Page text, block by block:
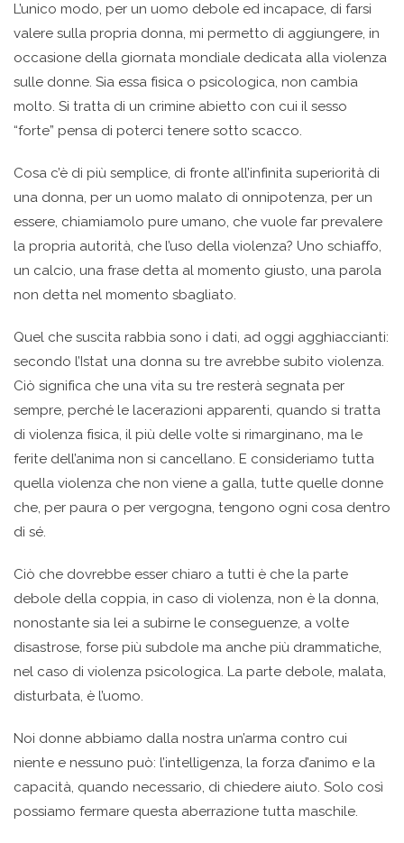
L’unico modo, per un uomo debole ed incapace, di farsi
valere sulla propria donna, mi permetto di aggiungere, in
occasione della giornata mondiale dedicata alla violenza
sulle donne. Sia essa fisica o psicologica, non cambia
molto. Si tratta di un crimine abietto con cui il sesso
“forte” pensa di poterci tenere sotto scacco.
Cosa c’è di più semplice, di fronte all’infinita superiorità di
una donna, per un uomo malato di onnipotenza, per un
essere, chiamiamolo pure umano, che vuole far prevalere
la propria autorità, che l’uso della violenza? Uno schiaffo,
un calcio, una frase detta al momento giusto, una parola
non detta nel momento sbagliato.
Quel che suscita rabbia sono i dati, ad oggi agghiaccianti:
secondo l’Istat una donna su tre avrebbe subito violenza.
Ciò significa che una vita su tre resterà segnata per
sempre, perché le lacerazioni apparenti, quando si tratta
di violenza fisica, il più delle volte si rimarginano, ma le
ferite dell’anima non si cancellano. E consideriamo tutta
quella violenza che non viene a galla, tutte quelle donne
che, per paura o per vergogna, tengono ogni cosa dentro
di sé.
Ciò che dovrebbe esser chiaro a tutti è che la parte
debole della coppia, in caso di violenza, non è la donna,
nonostante sia lei a subirne le conseguenze, a volte
disastrose, forse più subdole ma anche più drammatiche,
nel caso di violenza psicologica. La parte debole, malata,
disturbata, è l’uomo.
Noi donne abbiamo dalla nostra un’arma contro cui
niente e nessuno può: l’intelligenza, la forza d’animo e la
capacità, quando necessario, di chiedere aiuto. Solo così
possiamo fermare questa aberrazione tutta maschile.